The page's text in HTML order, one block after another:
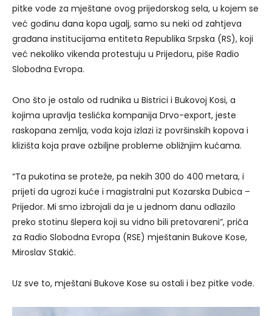
pitke vode za mještane ovog prijedorskog sela, u kojem se
već godinu dana kopa ugalj, samo su neki od zahtjeva
građana institucijama entiteta Republika Srpska (RS), koji
već nekoliko vikenda protestuju u Prijedoru, piše Radio
Slobodna Evropa.
Ono što je ostalo od rudnika u Bistrici i Bukovoj Kosi, a
kojima upravlja teslićka kompanija Drvo-export, jeste
raskopana zemlja, voda koja izlazi iz površinskih kopova i
klizišta koja prave ozbiljne probleme obližnjim kućama.
“Ta pukotina se proteže, pa nekih 300 do 400 metara, i
prijeti da ugrozi kuće i magistralni put Kozarska Dubica –
Prijedor. Mi smo izbrojali da je u jednom danu odlazilo
preko stotinu šlepera koji su vidno bili pretovareni”, priča
za Radio Slobodna Evropa (RSE) mještanin Bukove Kose,
Miroslav Stakić.
Uz sve to, mještani Bukove Kose su ostali i bez pitke vode.